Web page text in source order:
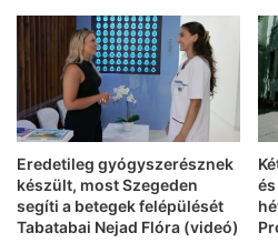
Eredetileg gyógyszerésznek
készült, most Szegeden
segíti a betegek felépülését
Tabatabai Nejad Flóra (videó)